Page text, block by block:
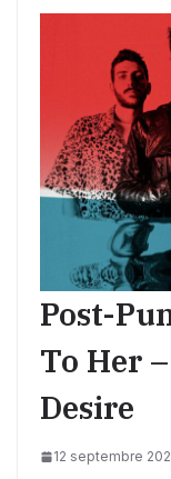
Post-
To Her
Desire
12 septembre